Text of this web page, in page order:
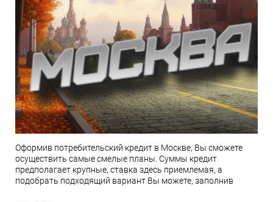
Оформив потребительский кредит в Москве, Вы сможете
осуществить самые смелые планы. Суммы кредит
предполагает крупные, ставка здесь приемлемая, а
подобрать подходящий вариант Вы можете, заполнив